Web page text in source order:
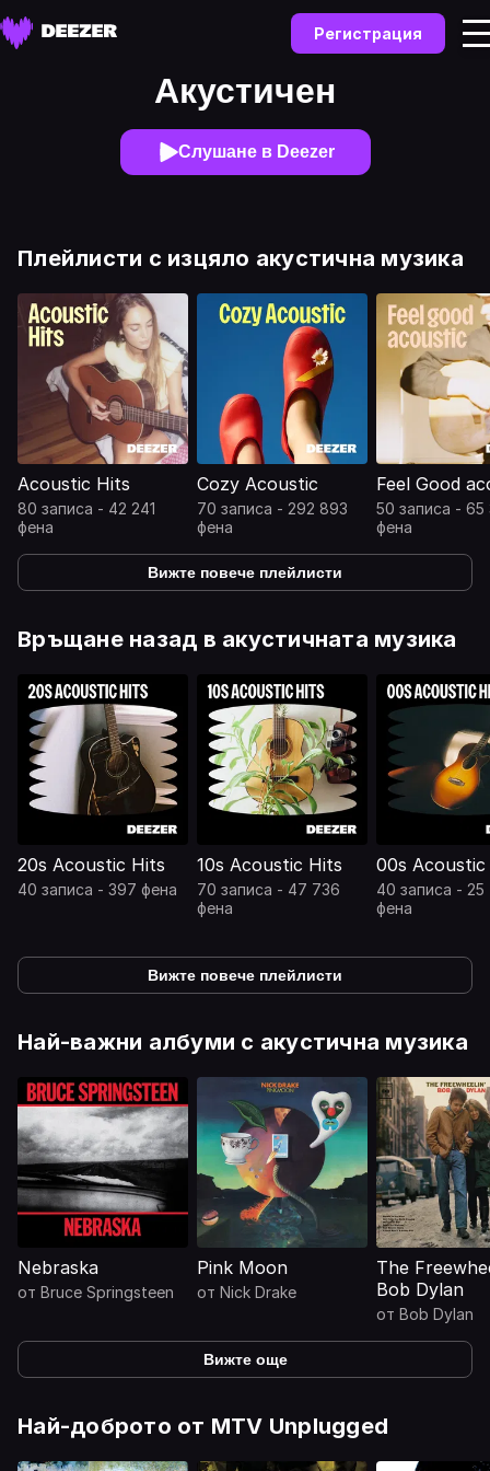
Регистрация
Акустичен
Слушане в Deezer
Плейлисти с изцяло акустична музика
Acoustic Hits
80 записа - 42 241
фена
Cozy Acoustic
70 записа - 292 893
фена
Feel Good
50 записа - 65
фена
Вижте повече плейлисти
Връщане назад в акустичната музика
20s Acoustic Hits
40 записа - 397 фена
10s Acoustic Hits
70 записа - 47 736
фена
00s
40 записа - 25
фена
Вижте повече плейлисти
Най-важни албуми с акустична музика
Nebraska
от Bruce Springsteen
Pink Moon
от Nick Drake
The
Bob Dylan
от Bob Dylan
Вижте още
Най-доброто от MTV Unplugged